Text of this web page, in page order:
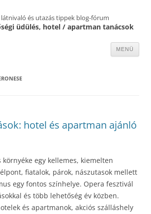
látnivaló és utazás tippek blog-fórum
üdülés, hotel / apartman tanácsok
MENÜ
hotel és apartman ajánló
környéke egy kellemes, kiemelten
fiatalok, párok, nászutasok mellett
egy fontos színhelye. Opera fesztivál
és több lehetőség év közben.
és apartmanok, akciós szálláshely